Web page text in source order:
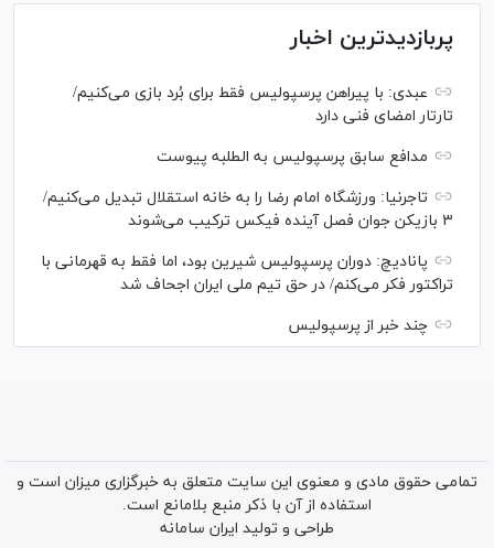
پربازدیدترین اخبار
عبدی: با پیراهن پرسپولیس فقط برای بُرد بازی می‌کنیم/
تارتار امضای فنی دارد
مدافع سابق پرسپولیس به الطلبه پیوست
تاجرنیا: ورزشگاه امام رضا را به خانه استقلال تبدیل می‌کنیم/
۳ بازیکن جوان فصل آینده فیکس ترکیب می‌شوند
پانادیچ: دوران پرسپولیس شیرین بود، اما فقط به قهرمانی با
تراکتور فکر می‌کنم/ در حق تیم ملی ایران اجحاف شد
چند خبر از پرسپولیس
تمامی حقوق مادی و معنوی این سایت متعلق به خبرگزاری میزان است و
استفاده از آن با ذکر منبع بلامانع است.
طراحی و تولید ایران سامانه